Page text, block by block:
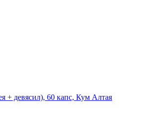
+ девясил), 60 капс, Кум Алтая